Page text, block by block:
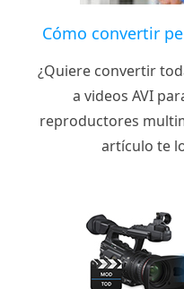
Cómo convertir
¿Quiere convertir
a videos AVI
reproductores
artículo te